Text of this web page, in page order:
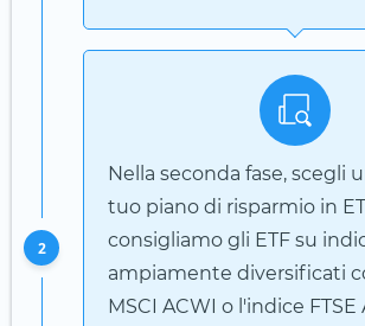
2
Nella seconda fase, scegli
tuo piano di risparmio in
consigliamo gli ETF su
ampiamente diversificati
MSCI ACWI o l'indice FTSE